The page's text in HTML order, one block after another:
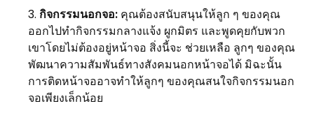
กิจกรรมนอกจอ: คุณต้องสนับสนุนให้ลูก ๆ ของคุณ
ออกไปทำกิจกรรมกลางแจ้ง ผูกมิตร และพูดคุยกับพวก
เขาโดยไม่ต้องอยู่หน้าจอ สิ่งนี้จะ ช่วยเหลือ ลูกๆ ของคุณ
พัฒนาความสัมพันธ์ทางสังคมนอกหน้าจอได้ มิฉะนั้น
การติดหน้าจออาจทำให้ลูกๆ ของคุณสนใจกิจกรรมนอก
จอเพียงเล็กน้อย